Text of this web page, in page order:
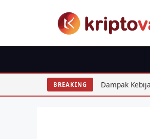
BREAKING
IDR 2026: Dampak Kebijakan The Fed Paruh
Margin